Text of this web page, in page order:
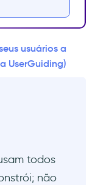
dentro do
usuários a
UserGuiding)
todos
não